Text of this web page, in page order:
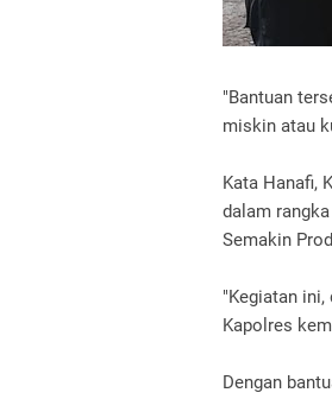
"Bantuan
miskin atau
Kata Hanafi,
dalam
Semakin
"Kegiatan
Kapolres
Dengan